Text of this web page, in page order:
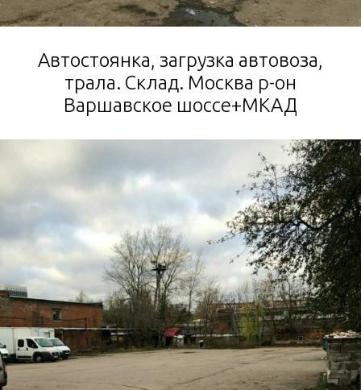
Автостоянка, загрузка автовоза,
трала. Склад. Москва р-он
Варшавское шоссе+МКАД